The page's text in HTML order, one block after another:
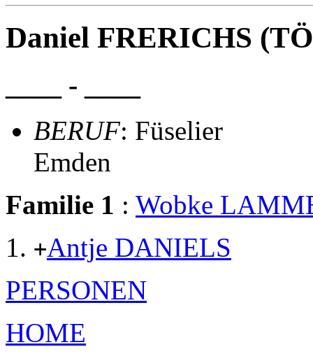
Daniel FRERICHS
____ - ____
BERUF: Füselier
Emden
Familie 1 : Wobke
+Antje DANIELS
PERSONEN
HOME